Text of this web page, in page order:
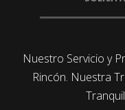
Nuestro Servicio y
Rincón. Nuestra